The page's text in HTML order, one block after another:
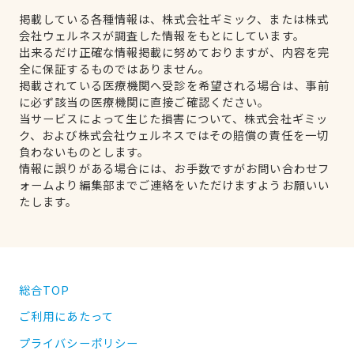
掲載している各種情報は、株式会社ギミック、または株式
会社ウェルネスが調査した情報をもとにしています。
出来るだけ正確な情報掲載に努めておりますが、内容を完
全に保証するものではありません。
掲載されている医療機関へ受診を希望される場合は、事前
に必ず該当の医療機関に直接ご確認ください。
当サービスによって生じた損害について、株式会社ギミッ
ク、および株式会社ウェルネスではその賠償の責任を一切
負わないものとします。
情報に誤りがある場合には、お手数ですがお問い合わせフ
ォームより編集部までご連絡をいただけますようお願いい
たします。
総合TOP
ご利用にあたって
プライバシーポリシー